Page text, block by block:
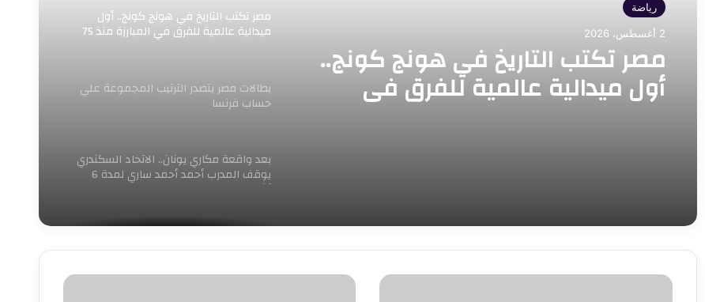
رياضة
2 أغسطس، 2026
مصر تكتب التاريخ في هونج كونج..
أول ميدالية عالمية للفرق في
المبارزة منذ 75 عامًا
مصر تكتب التاريخ في هونج كونج.. أول
ميدالية عالمية للفرق في المبارزة منذ 75
بطالات مصر يتصدر الترتيب المجموعة علي
حساب فرنسا
بعد واقعة مكاري يونان.. الاتحاد السكندري
يوقف المدرب أحمد أحمد ساري لمدة 6
أشهر
صاحبة
د.